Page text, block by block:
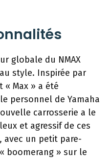
globale du NMAX
style. Inspirée par
« Max » a été
personnel de Yamaha
carrosserie a le
et agressif de ces
avec un petit pare-
boomerang » sur le